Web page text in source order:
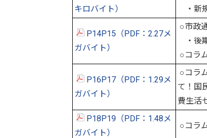
キロバイト）
・新
P14P15（PDF：2.27メ
ガバイト）
○市政
・後
○コラ
P16P17（PDF：1.29メ
ガバイト）
○コラ
て！国
費生活
P18P19（PDF：1.48メ
ガバイト）
○コラ